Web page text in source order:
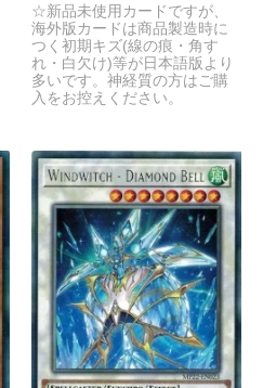
☆新品未使用カードですが、
海外版カードは商品製造時に
つく初期キズ(線の痕・角す
れ・白欠け)等が日本語版より
多いです。神経質の方はご購
入をお控えください。